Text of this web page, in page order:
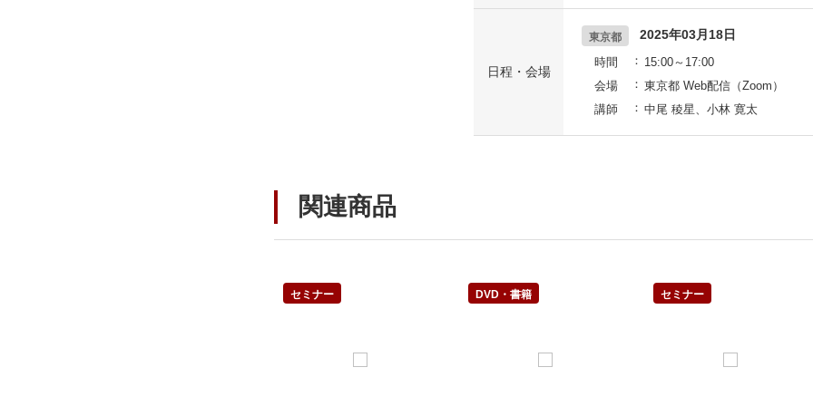
日程・会場
東京都 2025年03月18日
時間
15:00～17:00
会場
東京都 Web配信（Zoom）
講師
中尾 稜星、小林 寛太
関連商品
セミナー DVD・書籍 セミナー